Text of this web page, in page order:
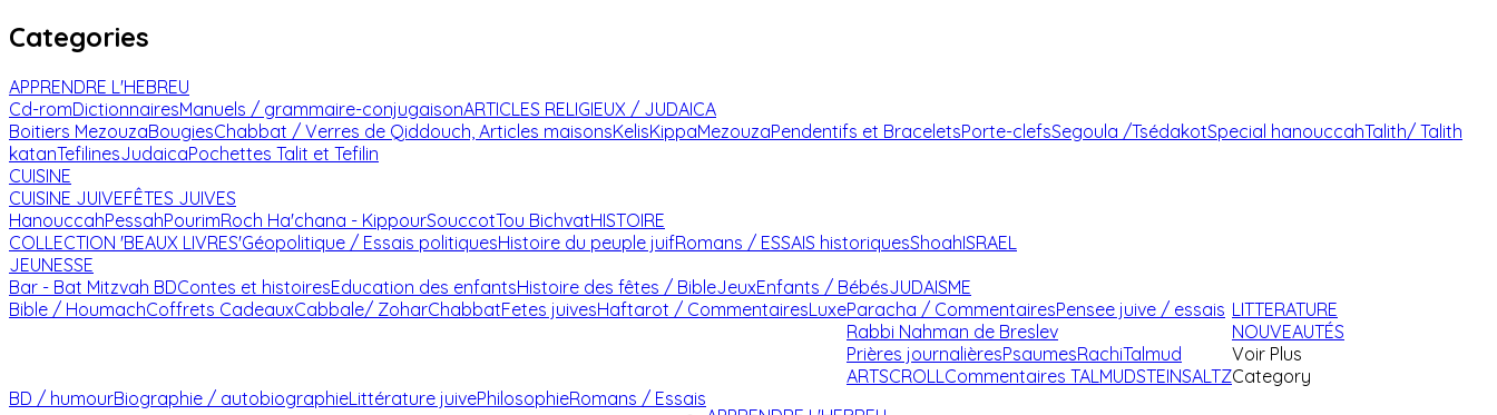
Categories
APPRENDRE L'HEBREU
Cd-romDictionnairesManuels / grammaire-conjugaisonARTICLES RELIGIEUX / JUDAICA
Boitiers MezouzaBougiesChabbat / Verres de Qiddouch, Articles maisonsKelisKippaMezouzaPendentifs et BraceletsPorte-clefsSegoula /TsédakotSpecial hanouccahTalith/ Talith
katanTefilinesJudaicaPochettes Talit et Tefilin
CUISINE
CUISINE JUIVEFÊTES JUIVES
HanouccahPessahPourimRoch Ha'chana - KippourSouccotTou BichvatHISTOIRE
COLLECTION 'BEAUX LIVRES'Géopolitique / Essais politiquesHistoire du peuple juifRomans / ESSAIS historiquesShoahISRAEL
JEUNESSE
Bar - Bat Mitzvah BDContes et histoiresEducation des enfantsHistoire des fêtes / BibleJeuxEnfants / BébésJUDAISME
Bible / HoumachCoffrets CadeauxCabbale/ ZoharChabbatFetes juivesHaftarot / CommentairesLuxeParacha / CommentairesPensee juive / essais
Rabbi Nahman de Breslev
Prières journalièresPsaumesRachiTalmud
ARTSCROLLCommentaires TALMUDSTEINSALTZ
LITTERATURE
BD / humourBiographie / autobiographieLittérature juivePhilosophieRomans / Essais
NOUVEAUTÉS
Voir Plus
Category